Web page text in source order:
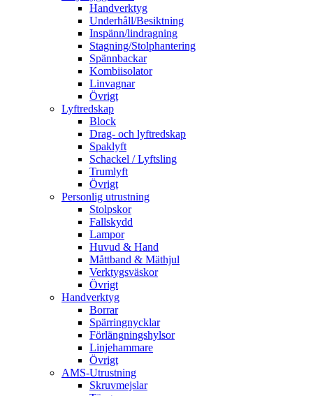
Handverktyg
Underhåll/Besiktning
Inspänn/lindragning
Stagning/Stolphantering
Spännbackar
Kombiisolator
Linvagnar
Övrigt
Lyftredskap
Block
Drag- och lyftredskap
Spaklyft
Schackel / Lyftsling
Trumlyft
Övrigt
Personlig utrustning
Stolpskor
Fallskydd
Lampor
Huvud & Hand
Måttband & Mäthjul
Verktygsväskor
Övrigt
Handverktyg
Borrar
Spärringnycklar
Förlängningshylsor
Linjehammare
Övrigt
AMS-Utrustning
Skruvmejslar